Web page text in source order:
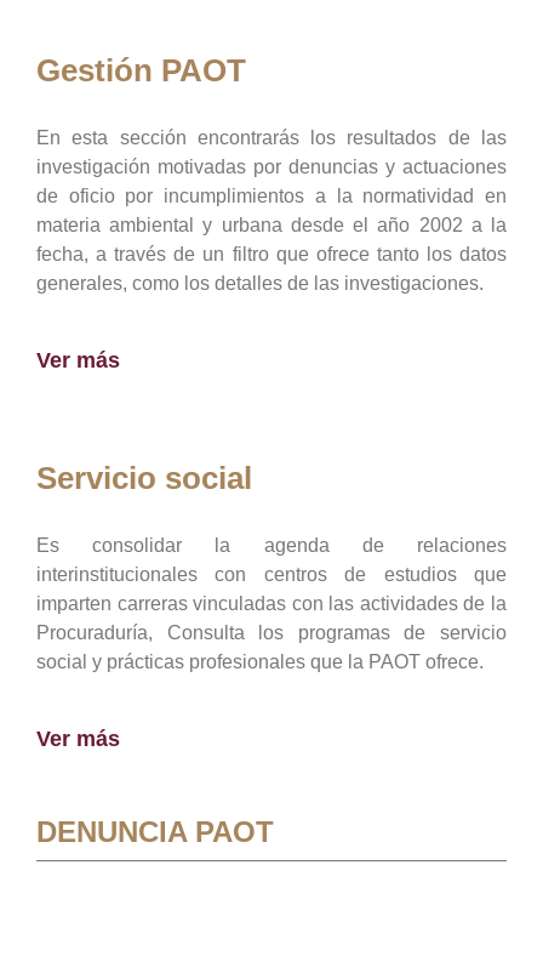
Gestión PAOT
En esta sección encontrarás los resultados de las
investigación motivadas por denuncias y actuaciones
de oficio por incumplimientos a la normatividad en
materia ambiental y urbana desde el año 2002 a la
fecha, a través de un filtro que ofrece tanto los datos
generales, como los detalles de las investigaciones.
Ver más
Servicio social
Es consolidar la agenda de relaciones
interinstitucionales con centros de estudios que
imparten carreras vinculadas con las actividades de la
Procuraduría, Consulta los programas de servicio
social y prácticas profesionales que la PAOT ofrece.
Ver más
DENUNCIA PAOT